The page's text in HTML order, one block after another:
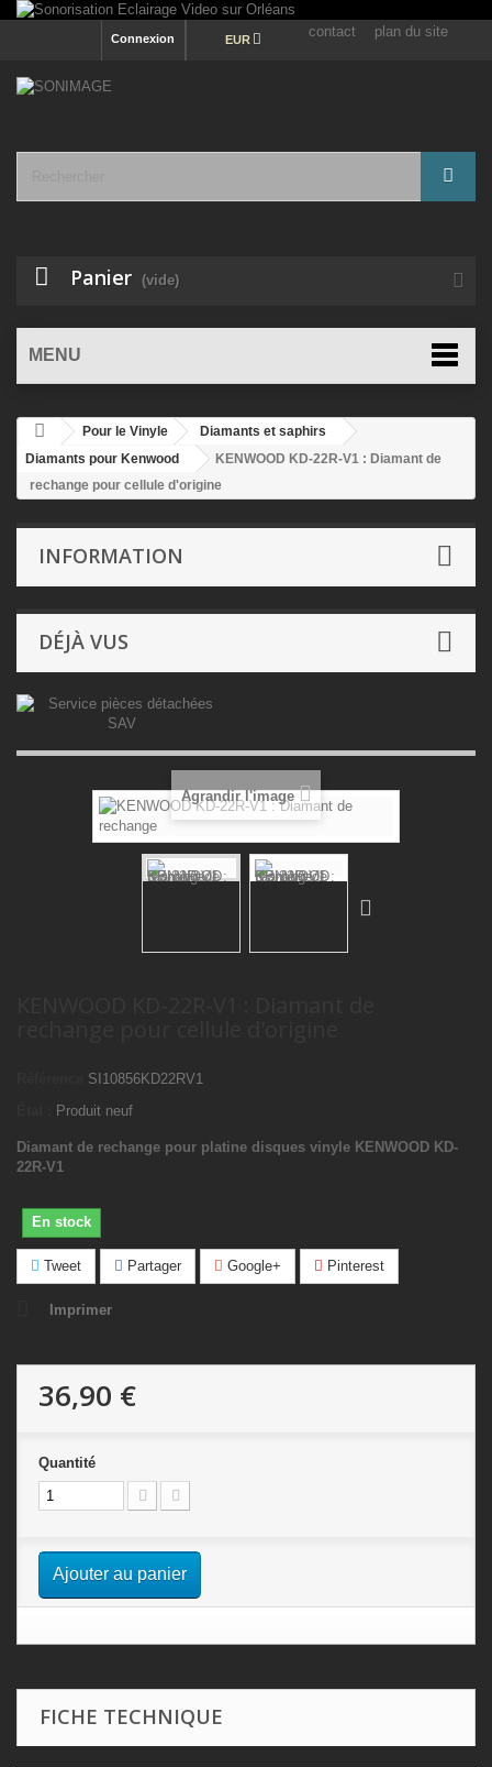
contact plan du site
EUR
Connexion
Panier (vide)
MENU
Pour le Vinyle
Diamants et saphirs
Diamants pour Kenwood
KENWOOD KD-22R-V1 : Diamant de
rechange pour cellule d'origine
INFORMATION
DÉJÀ VUS
Agrandir l'image
SI10856KD22RV1
Produit neuf
Diamant de rechange pour platine disques vinyle KENWOOD KD-
22R-V1
En stock
Tweet Partager Google+ Pinterest
Imprimer
36,90 €
Quantité
Ajouter au panier
FICHE TECHNIQUE